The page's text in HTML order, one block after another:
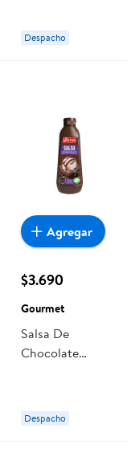
Despacho
$3.690
Gourmet
Salsa De
Chocolate
Despacho
Agregar